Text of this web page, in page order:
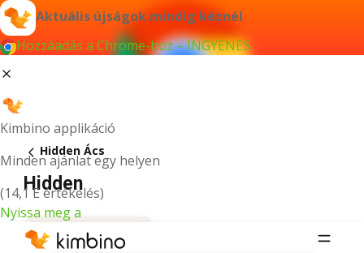
Aktuális újságok mindig kéznél
Hozzáadás a Chrome-hoz – INGYENES
Kimbino applikáció
Minden ajánlat egy helyen
(14,1 E értékelés)
Nyissa meg a
Hidden Ács
Hidden